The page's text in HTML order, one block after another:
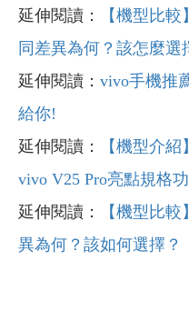
延伸閱讀：
【機型比
同差異為何？該怎麼選
延伸閱讀： vivo手機推
給你!
延伸閱讀：
【機型介
vivo V25 Pro亮點規格
延伸閱讀：
【機型比
異為何？該如何選擇？